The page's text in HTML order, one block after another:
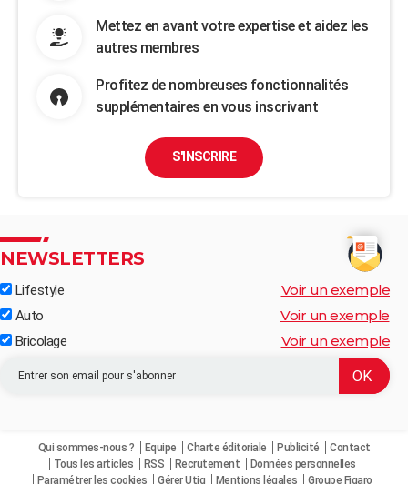
Mettez en avant votre expertise et aidez les
autres membres
Profitez de nombreuses fonctionnalités
supplémentaires en vous inscrivant
S'INSCRIRE
NEWSLETTERS
Lifestyle Voir un exemple
Auto Voir un exemple
Bricolage Voir un exemple
Qui sommes-nous ? Equipe Charte éditoriale Publicité
Contact
Tous les articles
RSS Recrutement
Données personnelles
Paramétrer les cookies
Gérer Utiq Mentions légales Groupe Figaro